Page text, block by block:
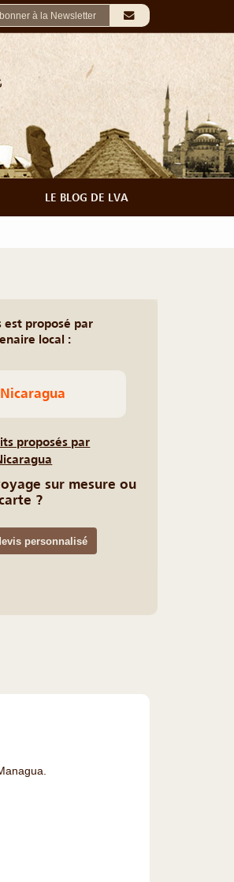
LE BLOG DE LVA
est proposé par
local :
proposés par
sur mesure ou
?
personnalisé